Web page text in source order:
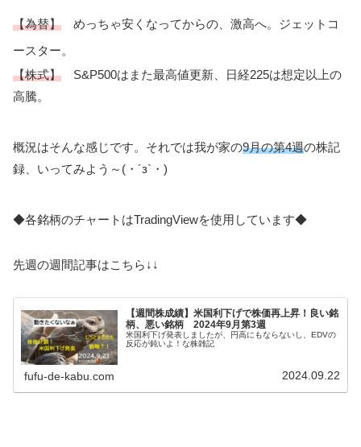
【為替】 めっちゃ安くなってからの、激高へ。ジェットコ
ースター。
【株式】 S&P500はまた最高値更新、日経225は想定以上の
高騰。
概況はそんな感じです。それでは我が家の9月の第4週の株記
録、いってみよう～(・´з`・)
◆各銘柄のチャートはTradingViewを使用しています◆
先週の週間記事はこちら↓↓
【週間株成績】米国利下げで株価再上昇！良い銘
柄、悪い銘柄 2024年9月第3週
米国利下げ発表しましたが、円高にもならないし、EDVの
反応が鈍いよ！な株雑記
fufu-de-kabu.com 2024.09.22